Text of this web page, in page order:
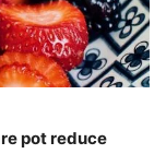
pot reduce